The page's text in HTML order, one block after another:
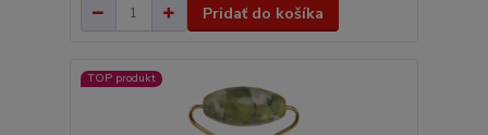
Pridať do košíka
TOP produkt